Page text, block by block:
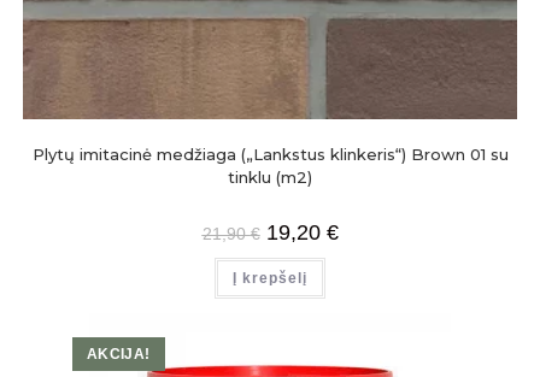
Plytų imitacinė medžiaga („Lankstus klinkeris“) Brown 01 su
tinklu (m2)
21,90€ 19,20 €
Į krepšelį
AKCIJA!